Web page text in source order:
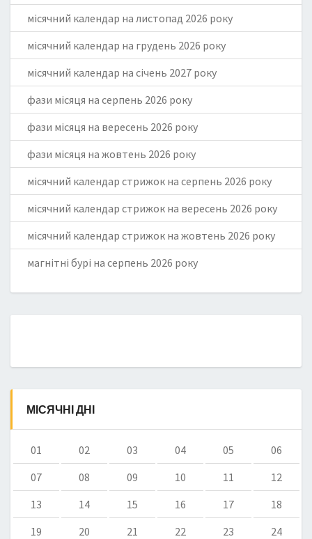
місячний календар на листопад 2026 року
місячний календар на грудень 2026 року
місячний календар на січень 2027 року
фази місяця на серпень 2026 року
фази місяця на вересень 2026 року
фази місяця на жовтень 2026 року
місячний календар стрижок на серпень 2026 року
місячний календар стрижок на вересень 2026 року
місячний календар стрижок на жовтень 2026 року
магнітні бурі на серпень 2026 року
МІСЯЧНІ ДНІ
01 02 03 04 05
06
07
08 09 10 11
12
13
14 15 16 17
18
19
20 21 22 23
24